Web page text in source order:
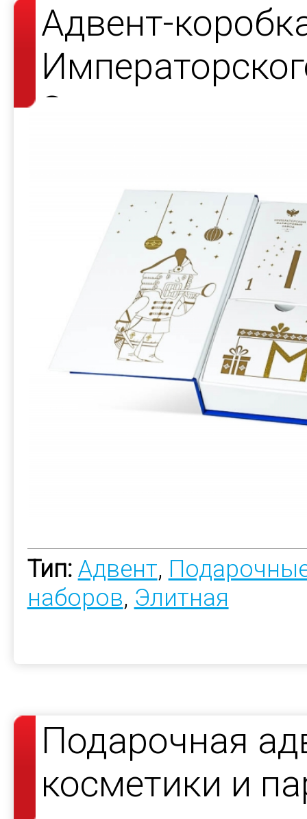
Адвент-
Завода
Тип: Адвент,
наборов, Элитная
Подарочная
косметики и